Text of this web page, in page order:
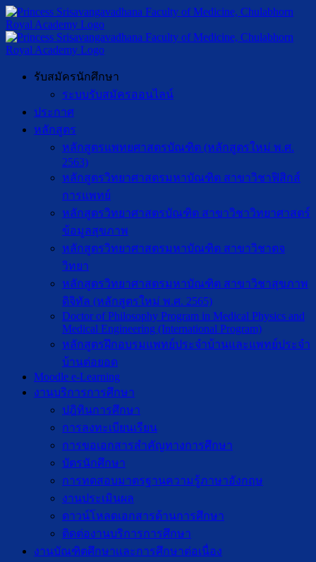
รับสมัครนักศึกษา
ระบบรับสมัครออนไลน์
ประกาศ
หลักสูตร
หลักสูตรแพทยศาสตรบัณฑิต (หลักสูตรใหม่ พ.ศ.
2563)
หลักสูตรวิทยาศาสตรมหาบัณฑิต สาขาวิชาฟิสิกส์
การแพทย์
หลักสูตรวิทยาศาสตรบัณฑิต สาขาวิชาวิทยาศาสตร์
ข้อมูลสุขภาพ
หลักสูตรวิทยาศาสตรมหาบัณฑิต สาขาวิชาตจ
วิทยา
หลักสูตรวิทยาศาสตรมหาบัณฑิต สาขาวิชาสุขภาพ
ดิจิทัล (หลักสูตรใหม่ พ.ศ. 2565)
Doctor of Philosophy Program in Medical Physics and
Medical Engineering (International Program)
หลักสูตรฝึกอบรมแพทย์ประจำบ้านและแพทย์ประจำ
บ้านต่อยอด
Moodle e-Learning
งานบริการการศึกษา
ปฎิทินการศึกษา
การลงทะเบียนเรียน
การขอเอกสารสำคัญทางการศึกษา
บัตรนักศึกษา
การทดสอบมาตรฐานความรู้ภาษาอังกฤษ
งานประเมินผล
ดาวน์โหลดเอกสารด้านการศึกษา
ติดต่องานบริการการศึกษา
งานบัณฑิตศึกษาเเละการศึกษาต่อเนื่อง